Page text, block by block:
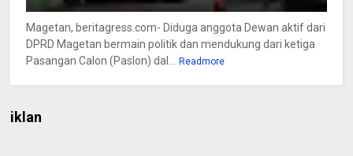
Magetan, beritagress.com- Diduga anggota Dewan aktif dari
DPRD Magetan bermain politik dan mendukung dari ketiga
Pasangan Calon (Paslon) dal...
Readmore
iklan